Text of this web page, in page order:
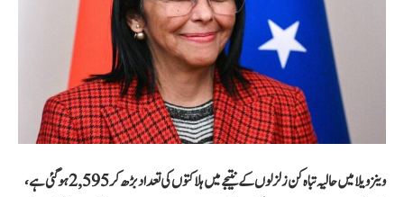
وینزویلا میں حالیہ تباہ کن زلزلوں کے نتیجے میں ہلاکتوں کی تعداد بڑھ کر2,595ہو گئی ہے،